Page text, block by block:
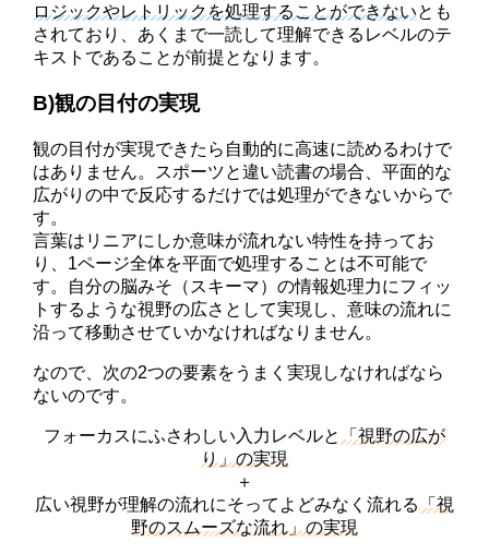
ロジックやレトリックを処理することができないとも
されており、あくまで一読して理解できるレベルのテ
キストであることが前提となります。
B)観の目付の実現
観の目付が実現できたら自動的に高速に読めるわけで
はありません。スポーツと違い読書の場合、平面的な
広がりの中で反応するだけでは処理ができないからで
す。
言葉はリニアにしか意味が流れない特性を持ってお
り、1ページ全体を平面で処理することは不可能で
す。自分の脳みそ（スキーマ）の情報処理力にフィッ
トするような視野の広さとして実現し、意味の流れに
沿って移動させていかなければなりません。
なので、次の2つの要素をうまく実現しなければなら
ないのです。
フォーカスにふさわしい入力レベルと 「視野の広が
り」の実現
＋
広い視野が理解の流れにそってよどみなく流れる「視
野のスムーズな流れ」の実現